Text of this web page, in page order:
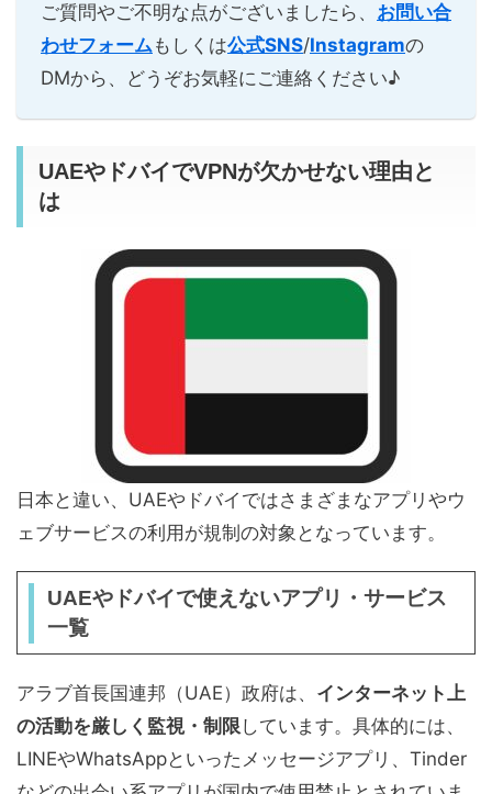
ご質問やご不明な点がございましたら、 お問い合
わせフォームもしくは公式SNS/Instagramの
DMから、どうぞお気軽にご連絡ください♪
UAEやドバイでVPNが欠かせない理由と
は
日本と違い、UAEやドバイではさまざまなアプリやウ
ェブサービスの利用が規制の対象となっています。
UAEやドバイで使えないアプリ・サービス
一覧
アラブ首長国連邦（UAE）政府は、 インターネット上
の活動を厳しく監視・制限しています。具体的には、
LINEやWhatsAppといったメッセージアプリ、Tinder